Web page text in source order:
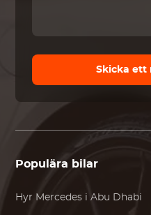
Skicka ett
Populära bilar
Hyr Mercedes i Abu Dhabi